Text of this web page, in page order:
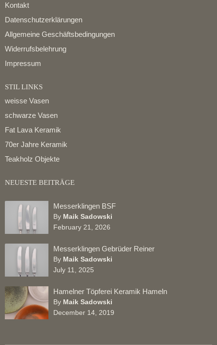
Kontakt
Datenschutzerklärungen
Allgemeine Geschäftsbedingungen
Widerrufsbelehrung
Impressum
STIL LINKS
weisse Vasen
schwarze Vasen
Fat Lava Keramik
70er Jahre Keramik
Teakholz Objekte
NEUESTE BEITRÄGE
Messerklingen BSF
By Maik Sadowski
February 21, 2026
Messerklingen Gebrüder Reiner
By Maik Sadowski
July 11, 2025
Hamelner Töpferei Keramik Hameln
By Maik Sadowski
December 14, 2019